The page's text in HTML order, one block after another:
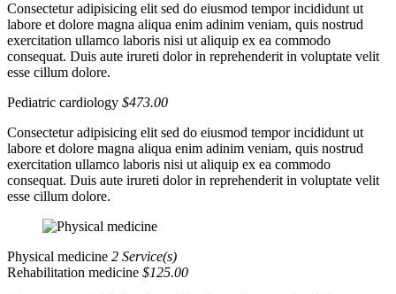
Consectetur adipisicing elit sed do eiusmod tempor incididunt ut
labore et dolore magna aliqua enim adinim veniam, quis nostrud
exercitation ullamco laboris nisi ut aliquip ex ea commodo
consequat. Duis aute irureti dolor in reprehenderit in voluptate velit
esse cillum dolore.
Pediatric cardiology $473.00
Consectetur adipisicing elit sed do eiusmod tempor incididunt ut
labore et dolore magna aliqua enim adinim veniam, quis nostrud
exercitation ullamco laboris nisi ut aliquip ex ea commodo
consequat. Duis aute irureti dolor in reprehenderit in voluptate velit
esse cillum dolore.
Physical medicine 2 Service(s)
Rehabilitation medicine $125.00